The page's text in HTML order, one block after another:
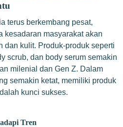
terus berkembang pesat,
kesadaran masyarakat akan
dan kulit. Produk-produk seperti
scrub, dan body serum semakin
milenial dan Gen Z. Dalam
semakin ketat, memiliki produk
kunci sukses.
Tren